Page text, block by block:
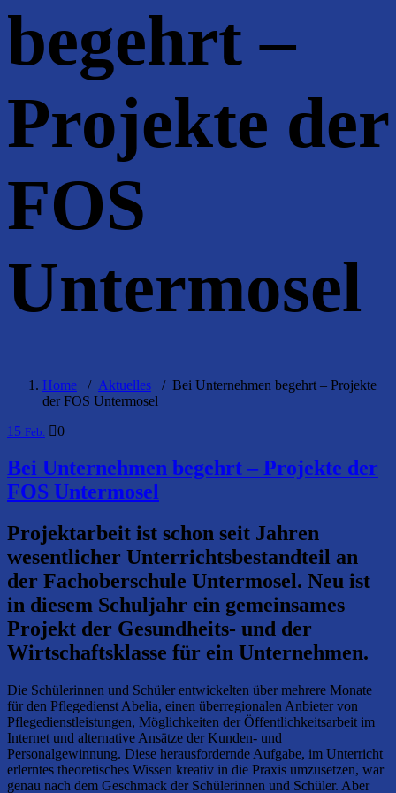
begehrt –
Projekte der
FOS
Untermosel
Home / Aktuelles / Bei Unternehmen begehrt – Projekte
der FOS Untermosel
15 Feb. 0
Bei Unternehmen begehrt – Projekte der
FOS Untermosel
Projektarbeit ist schon seit Jahren
wesentlicher Unterrichtsbestandteil an
der Fachoberschule Untermosel. Neu ist
in diesem Schuljahr ein gemeinsames
Projekt der Gesundheits- und der
Wirtschaftsklasse für ein Unternehmen.
Die Schülerinnen und Schüler entwickelten über mehrere Monate
für den Pflegedienst Abelia, einen überregionalen Anbieter von
Pflegedienstleistungen, Möglichkeiten der Öffentlichkeitsarbeit im
Internet und alternative Ansätze der Kunden- und
Personalgewinnung. Diese herausfordernde Aufgabe, im Unterricht
erlerntes theoretisches Wissen kreativ in die Praxis umzusetzen, war
genau nach dem Geschmack der Schülerinnen und Schüler. Aber